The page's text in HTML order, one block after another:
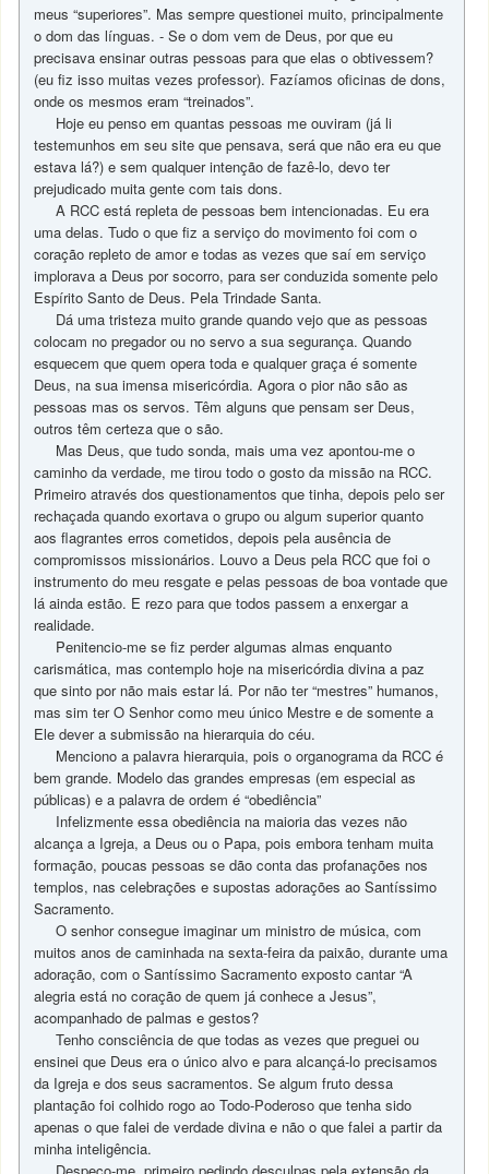
meus “superiores”. Mas sempre questionei muito, principalmente
o dom das línguas. - Se o dom vem de Deus, por que eu
precisava ensinar outras pessoas para que elas o obtivessem?
(eu fiz isso muitas vezes professor). Fazíamos oficinas de dons,
onde os mesmos eram “treinados”.
Hoje eu penso em quantas pessoas me ouviram (já li
testemunhos em seu site que pensava, será que não era eu que
estava lá?) e sem qualquer intenção de fazê-lo, devo ter
prejudicado muita gente com tais dons.
A RCC está repleta de pessoas bem intencionadas. Eu era
uma delas. Tudo o que fiz a serviço do movimento foi com o
coração repleto de amor e todas as vezes que saí em serviço
implorava a Deus por socorro, para ser conduzida somente pelo
Espírito Santo de Deus. Pela Trindade Santa.
Dá uma tristeza muito grande quando vejo que as pessoas
colocam no pregador ou no servo a sua segurança. Quando
esquecem que quem opera toda e qualquer graça é somente
Deus, na sua imensa misericórdia. Agora o pior não são as
pessoas mas os servos. Têm alguns que pensam ser Deus,
outros têm certeza que o são.
Mas Deus, que tudo sonda, mais uma vez apontou-me o
caminho da verdade, me tirou todo o gosto da missão na RCC.
Primeiro através dos questionamentos que tinha, depois pelo ser
rechaçada quando exortava o grupo ou algum superior quanto
aos flagrantes erros cometidos, depois pela ausência de
compromissos missionários. Louvo a Deus pela RCC que foi o
instrumento do meu resgate e pelas pessoas de boa vontade que
lá ainda estão. E rezo para que todos passem a enxergar a
realidade.
Penitencio-me se fiz perder algumas almas enquanto
carismática, mas contemplo hoje na misericórdia divina a paz
que sinto por não mais estar lá. Por não ter “mestres” humanos,
mas sim ter O Senhor como meu único Mestre e de somente a
Ele dever a submissão na hierarquia do céu.
Menciono a palavra hierarquia, pois o organograma da RCC é
bem grande. Modelo das grandes empresas (em especial as
públicas) e a palavra de ordem é “obediência”
Infelizmente essa obediência na maioria das vezes não
alcança a Igreja, a Deus ou o Papa, pois embora tenham muita
formação, poucas pessoas se dão conta das profanações nos
templos, nas celebrações e supostas adorações ao Santíssimo
Sacramento.
O senhor consegue imaginar um ministro de música, com
muitos anos de caminhada na sexta-feira da paixão, durante uma
adoração, com o Santíssimo Sacramento exposto cantar “A
alegria está no coração de quem já conhece a Jesus”,
acompanhado de palmas e gestos?
Tenho consciência de que todas as vezes que preguei ou
ensinei que Deus era o único alvo e para alcançá-lo precisamos
da Igreja e dos seus sacramentos. Se algum fruto dessa
plantação foi colhido rogo ao Todo-Poderoso que tenha sido
apenas o que falei de verdade divina e não o que falei a partir da
minha inteligência.